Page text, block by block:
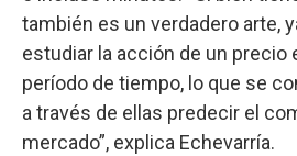
también es un verdadero arte,
estudiar la acción de un precio
período de tiempo, lo que se
a través de ellas predecir el
mercado”, explica Echevarría.